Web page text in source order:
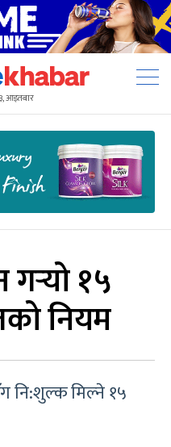
आइतबार
१५
नियम
नि:शुल्क मिल्ने १५